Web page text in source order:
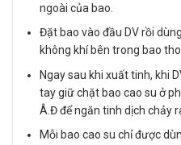
ngoài của bao.
Đặt bao vào đầu DV rồi
không khí bên trong bao
Ngay sau khi xuất tinh, khi
tay giữ chặt bao cao su ở
Â.Đ để ngăn tinh dịch chảy
Mỗi bao cao su chỉ được